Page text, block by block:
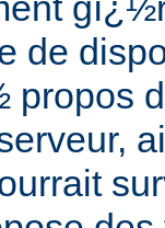
de
propos